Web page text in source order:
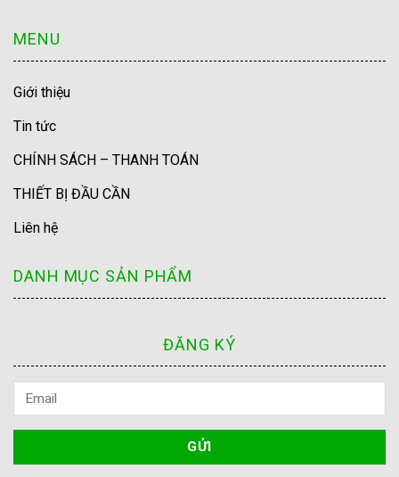
MENU
Giới thiệu
Tin tức
CHÍNH SÁCH – THANH TOÁN
THIẾT BỊ ĐẦU CẦN
Liên hệ
DANH MỤC SẢN PHẨM
ĐĂNG KÝ